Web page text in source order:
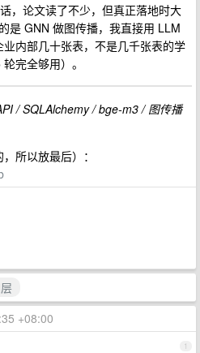
，论文读了不少，但真正落地时大
是 GNN 做图传播，我直接用 LLM
内部几十张表，不是几千张表的学
完全够用）。
/ SQLAlchemy / bge-m3 / 图传播
所以放最后）：
+08:00
1